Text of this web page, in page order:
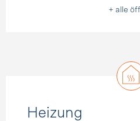
+ alle
Heizung